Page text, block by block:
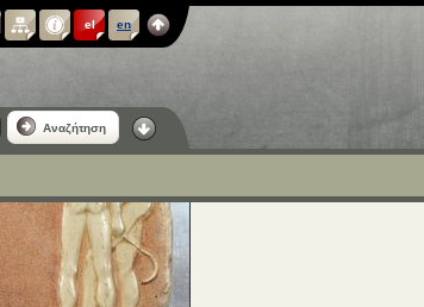
el en
Αναζήτηση